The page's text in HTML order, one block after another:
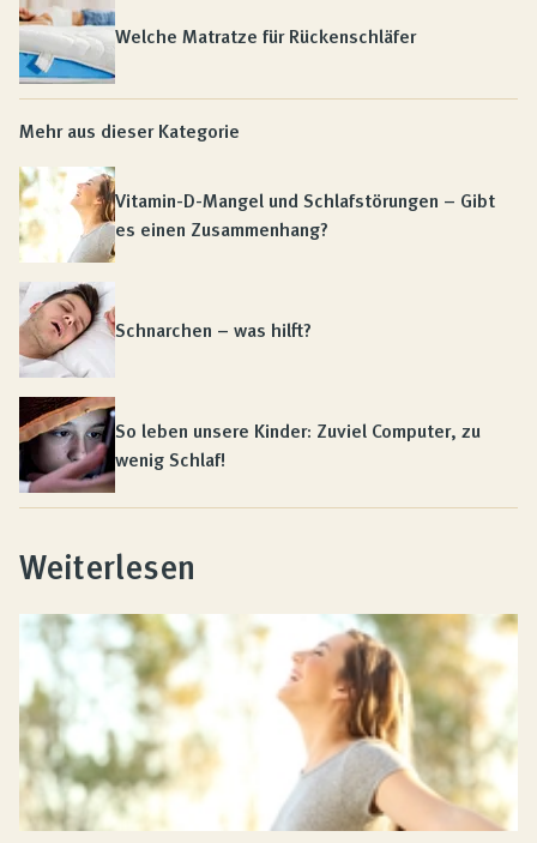
Welche Matratze für Rückenschläfer
Mehr aus dieser Kategorie
Vitamin-D-Mangel und Schlafstörungen – Gibt
es einen Zusammenhang?
Schnarchen – was hilft?
So leben unsere Kinder: Zuviel Computer, zu
wenig Schlaf!
Weiterlesen